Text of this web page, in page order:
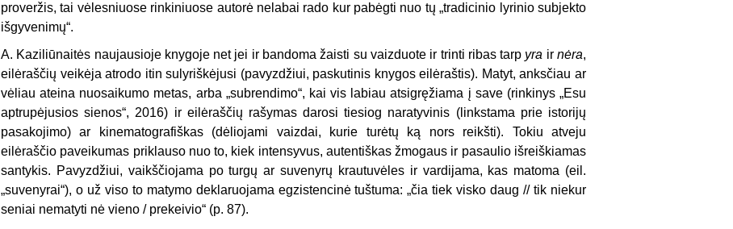
proveržis, tai vėlesniuose rinkiniuose autorė nelabai rado kur pabėgti nuo tų „tradicinio lyrinio subjekto
išgyvenimų“.
A. Kaziliūnaitės naujausioje knygoje net jei ir bandoma žaisti su vaizduote ir trinti ribas tarp yra irnėra,
eilėraščių veikėja atrodo itin sulyriškėjusi (pavyzdžiui, paskutinis knygos eilėraštis). Matyt, anksčiau ar
vėliau ateina nuosaikumo metas, arba „subrendimo“, kai vis labiau atsigręžiama į save (rinkinys „Esu
aptrupėjusios sienos“, 2016) ir eilėraščių rašymas darosi tiesiog naratyvinis (linkstama prie istorijų
pasakojimo) ar kinematografiškas (dėliojami vaizdai, kurie turėtų ką nors reikšti). Tokiu atveju
eilėraščio paveikumas priklauso nuo to, kiek intensyvus, autentiškas žmogaus ir pasaulio išreiškiamas
santykis. Pavyzdžiui, vaikščiojama po turgų ar suvenyrų krautuvėles ir vardijama, kas matoma (eil.
„suvenyrai“), o už viso to matymo deklaruojama egzistencinė tuštuma: „čia tiek visko daug // tik niekur
seniai nematyti nė vieno / prekeivio“ (p. 87).